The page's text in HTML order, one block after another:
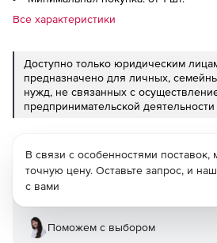
Все характеристики
Доступно только юридическим
предназначено для личных,
нужд, не связанных с
предпринимательской деятельности
В связи с особенностями
точную цену. Оставьте запрос, и
с вами
Поможем с выбором